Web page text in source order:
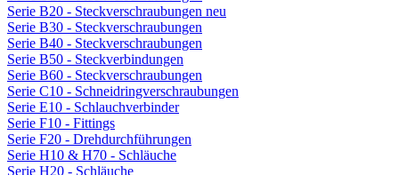
Serie B20 - Steckverschraubungen neu
Serie B30 - Steckverschraubungen
Serie B40 - Steckverschraubungen
Serie B50 - Steckverbindungen
Serie B60 - Steckverschraubungen
Serie C10 - Schneidringverschraubungen
Serie E10 - Schlauchverbinder
Serie F10 - Fittings
Serie F20 - Drehdurchführungen
Serie H10 & H70 - Schläuche
Serie H20 - Schläuche